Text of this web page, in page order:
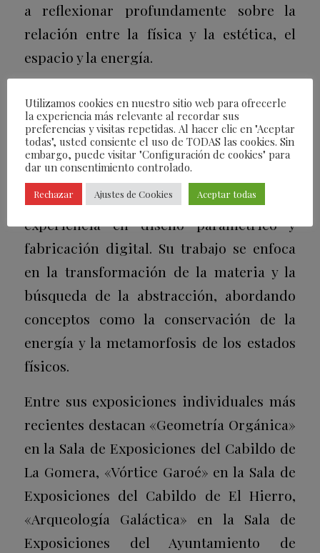
a reflexionar profundamente sobre la
relación entre la física y la estética, el
espacio y la energía.
Fernando Miñarro y su obra
Fernando Miñarro Mena (Madrid, 1988)
desarrolla su obra sobre una sólida base
teórica y experimental, influenciado por
su formación en arquitectura y su
experiencia en diseño paramétrico y
fabricación digital. Su trabajo se enfoca
en la transformación de la materia y la
búsqueda de la abstracción, abordando
conceptos como la conservación de la
energía y la metamorfosis de los estados
físicos.
Entre sus exposiciones individuales más
recientes destacan «Geometría Orgánica»
en la Sala de Exposiciones del Cabildo de
La Gomera, «Vórtice Garoé» en la Sala de
Exposiciones del Cabildo de El Hierro,
«Arqueología Galáctica» en la Sala de
Exposiciones del Ayuntamiento de
Utilizamos cookies en nuestro sitio web para ofrecerle
la experiencia más relevante al recordar sus
preferencias y visitas repetidas. Al hacer clic en "Aceptar
todas", usted consiente el uso de TODAS las cookies. Sin
embargo, puede visitar "Configuración de cookies" para
dar un consentimiento controlado.
Rechazar Ajustes de Cookies Aceptar todas